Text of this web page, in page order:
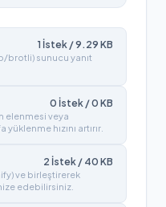
1 İstek /9.29 KB
brotli) sunucu yanıt
0 İstek /0 KB
elenmesi veya
hızını artırır.
2 İstek / 40 KB
ve birleştirerek
edebilirsiniz.